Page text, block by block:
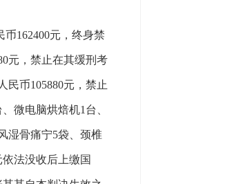
162400元，终身禁
元，禁止在其缓刑考
币105880元，禁止
微电脑烘焙机1台、
湿骨痛宁5袋、颈椎
法没收后上缴国